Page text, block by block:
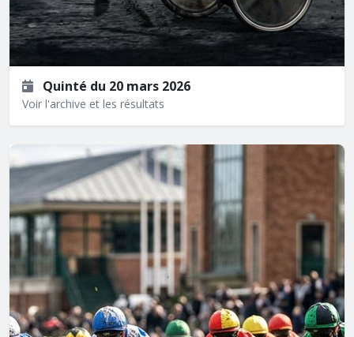
Quinté du 20 mars 2026
Voir l'archive et les résultats